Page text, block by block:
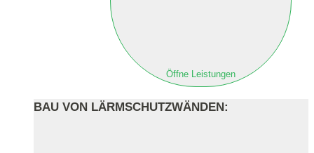
Öffne Leistungen
BAU VON LÄRMSCHUTZWÄNDEN: